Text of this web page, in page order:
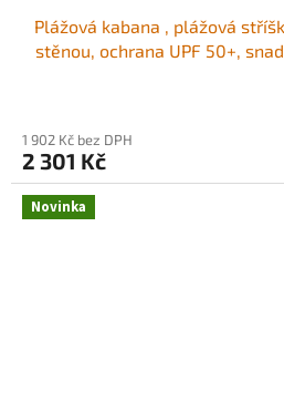
Plážová kabana , plážová
stěnou, ochrana UPF 50+,
přátele, tmavě modré pruhy
1 902 Kč bez DPH
2 301 Kč
Novinka